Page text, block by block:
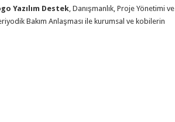
Yazılım Destek, Danışmanlık, Proje Yönetimi ve
Bakım Anlaşması ile kurumsal ve kobilerin